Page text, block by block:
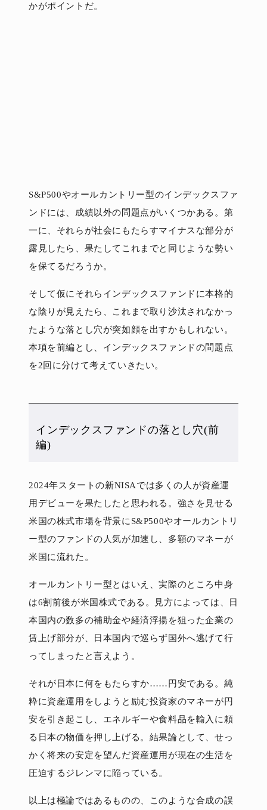
かがポイントだ。
S&P500やオールカントリー型のインデックスファ
ンドには、成績以外の問題点がいくつかある。第
一に、それらが社会にもたらすマイナスな部分が
露見したら、果たしてこれまでと同じような勢い
を保てるだろうか。
そして仮にそれらインデックスファンドに本格的
な陰りが見えたら、これまで取り沙汰されなかっ
たような落とし穴が突如顔を出すかもしれない。
本項を前編とし、インデックスファンドの問題点
を2回に分けて考えていきたい。
インデックスファンドの落とし穴(前
編)
2024年スタートの新NISAでは多くの人が資産運
用デビューを果たしたと思われる。強さを見せる
米国の株式市場を背景にS&P500やオールカントリ
ー型のファンドの人気が加速し、多額のマネーが
米国に流れた。
オールカントリー型とはいえ、実際のところ中身
は6割前後が米国株式である。見方によっては、日
本国内の数多の補助金や経済浮揚を狙った企業の
賃上げ部分が、日本国内で巡らず国外へ逃げて行
ってしまったと言えよう。
それが日本に何をもたらすか……円安である。純
粋に資産運用をしようと励む投資家のマネーが円
安を引き起こし、エネルギーや食料品を輸入に頼
る日本の物価を押し上げる。結果論として、せっ
かく将来の安定を望んだ資産運用が現在の生活を
圧迫するジレンマに陥っている。
以上は極論ではあるものの、このような合成の誤